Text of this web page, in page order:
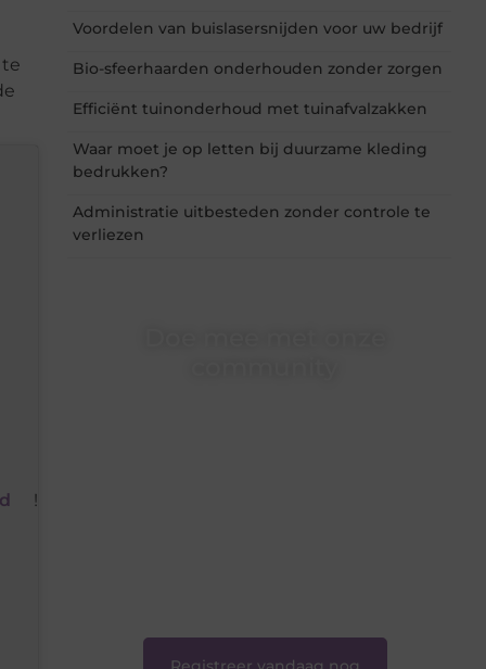
!
Voordelen van buislasersnijden voor uw bedrijf
Bio-sfeerhaarden onderhouden zonder zorgen
Efficiënt tuinonderhoud met tuinafvalzakken
Waar moet je op letten bij duurzame kleding
bedrukken?
Administratie uitbesteden zonder controle te
verliezen